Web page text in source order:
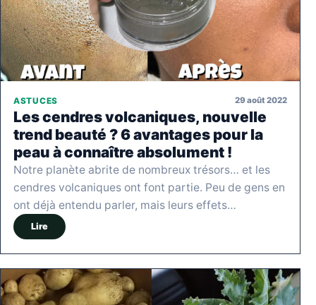
ASTUCES 29 août 2022
Les cendres volcaniques, nouvelle
trend beauté ? 6 avantages pour la
peau à connaître absolument !
Notre planète abrite de nombreux trésors… et les
cendres volcaniques ont font partie. Peu de gens en
ont déjà entendu parler, mais leurs effets…
Lire